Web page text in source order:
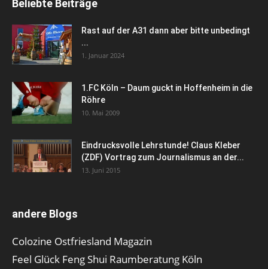
Beliebte Beiträge
Rast auf der A31 dann aber bitte unbedingt
...
1. Januar 2024
1.FC Köln – Daum guckt in Hoffenheim in die
Röhre
10. Mai 2009
Eindrucksvolle Lehrstunde! Claus Kleber
(ZDF) Vortrag zum Journalismus an der...
13. Juni 2015
andere Blogs
Colozine Ostfriesland Magazin
Feel Glück Feng Shui Raumberatung Köln